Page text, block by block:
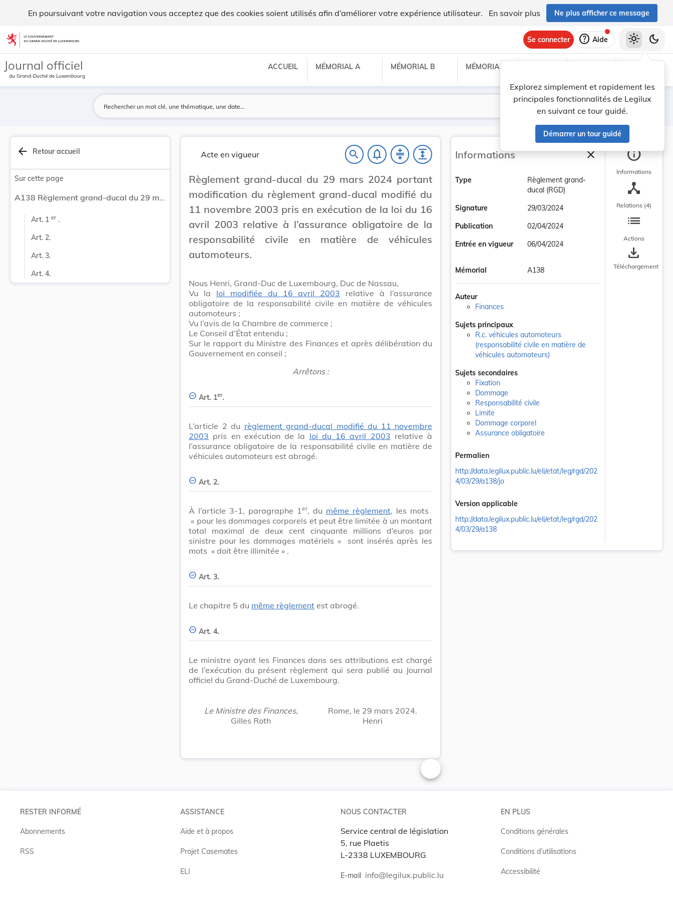
En poursuivant votre navigation vous acceptez que des cookies soient utilisés afin d’améliorer votre expérience utilisateur. En savoir plus Ne plus afficher ce message
Aller au contenu
Se connecter help Aide
Explorez simplement et rapidement les
principales fonctionnalités de Legilux
en suivant ce tour guidé.
Démarrer un tour guidé
light_mode dark_mode
Journal officiel
du Grand-Duché de Luxembourg
ACCUEIL MÉMORIAL A MÉMORIAL B MÉMORIAL C
Lancer la recherche
Filtres
arrow_back Retour accueil
Sur cette page
A138 Règlement grand-ducal du 29 mars 2024 portant modification du règlement grand-ducal modifié du 11 novembre 2003 pris en exécution de la loi du 16 avril 2003 relative à l’assurance obligatoire de la responsabilité civile en matière de véhicules automoteurs.
Art. 1 er .
Art. 2.
Art. 3.
Art. 4.
Acte en vigueur search notifications_none compress expand
Règlement grand-ducal du 29 mars 2024 portant
modification du règlement grand-ducal modifié du
11 novembre 2003 pris en exécution de la loi du 16
avril 2003 relative à l’assurance obligatoire de la
responsabilité civile en matière de véhicules
automoteurs.
Nous Henri, Grand-Duc de Luxembourg, Duc de Nassau,
Vu la loi modifiée du 16 avril 2003 relative à l’assurance
obligatoire de la responsabilité civile en matière de véhicules
automoteurs ;
Vu l’avis de la Chambre de commerce ;
Le Conseil d’État entendu ;
Sur le rapport du Ministre des Finances et après délibération du
Gouvernement en conseil ;
Arrêtons :
Art. 1er.
L’article 2 du règlement grand-ducal modifié du 11 novembre
2003 pris en exécution de la loi du 16 avril 2003 relative à
l’assurance obligatoire de la responsabilité civile en matière de
véhicules automoteurs est abrogé.
Art. 2.
À l’article 3-1, paragraphe 1 er, du même règlement, les mots
« pour les dommages corporels et peut être limitée à un montant
total maximal de deux cent cinquante millions d’euros par
sinistre pour les dommages matériels »
sont insérés après les
mots « doit être illimitée » .
Art. 3.
Le chapitre 5 du même règlement est abrogé.
Art. 4.
Le ministre ayant les Finances dans ses attributions est chargé
de l’exécution du présent règlement qui sera publié au Journal
officiel du Grand-Duché de Luxembourg.
Le Ministre des Finances,
Gilles Roth
Rome, le 29 mars 2024.
Henri
Changer la taille du texte
Informations closeFermer la barre
Type
Règlement grand-
ducal (RGD)
Signature
29/03/2024
Publication
02/04/2024
Entrée en vigueur
06/04/2024
Mémorial A138
Auteur
Finances
Sujets principaux
R.c. véhicules automoteurs
(responsabilité civile en matière de
véhicules automoteurs)
Sujets secondaires
Fixation
Dommage
Responsabilité civile
Limite
Dommage corporel
Assurance obligatoire
Permalien
http://data.legilux.public.lu/eli/etat/leg/rgd/202
4/03/29/a138/jo
Version applicable
http://data.legilux.public.lu/eli/etat/leg/rgd/202
4/03/29/a138
info
Informations
device_hub
Relations (4)
list
Actions
save_alt
Téléchargement
RESTER INFORMÉ
Abonnements
RSS
ASSISTANCE
Aide et à propos
Projet Casemates
ELI
NOUS CONTACTER
Service central de législation
5, rue Plaetis
L-2338 LUXEMBOURG
E-mail info@legilux.public.lu
EN PLUS
Conditions générales
Conditions d’utilisations
Accessibilité